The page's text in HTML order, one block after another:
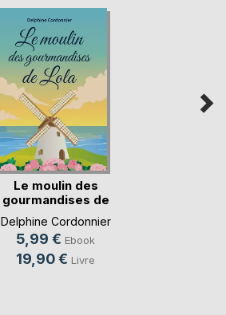
Le moulin des
gourmandises de
Lola
Delphine Cordonnier
5,99 € Ebook
19,90 € Livre